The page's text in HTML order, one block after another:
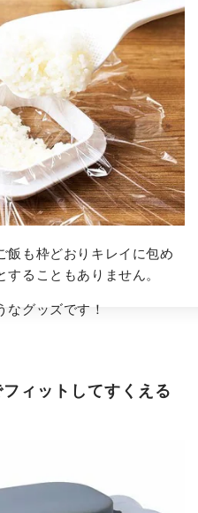
飯も枠どおりキレイに包め
ることもありません。
グッズです！
ィットしてすくえる